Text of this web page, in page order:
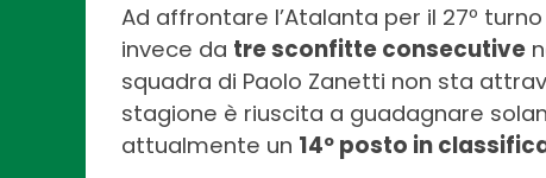
Ad affrontare l’Atalanta per il 27º
invece da tre sconfitte consecutive
squadra di Paolo Zanetti non sta
stagione è riuscita a guadagnare
attualmente un 14º posto in